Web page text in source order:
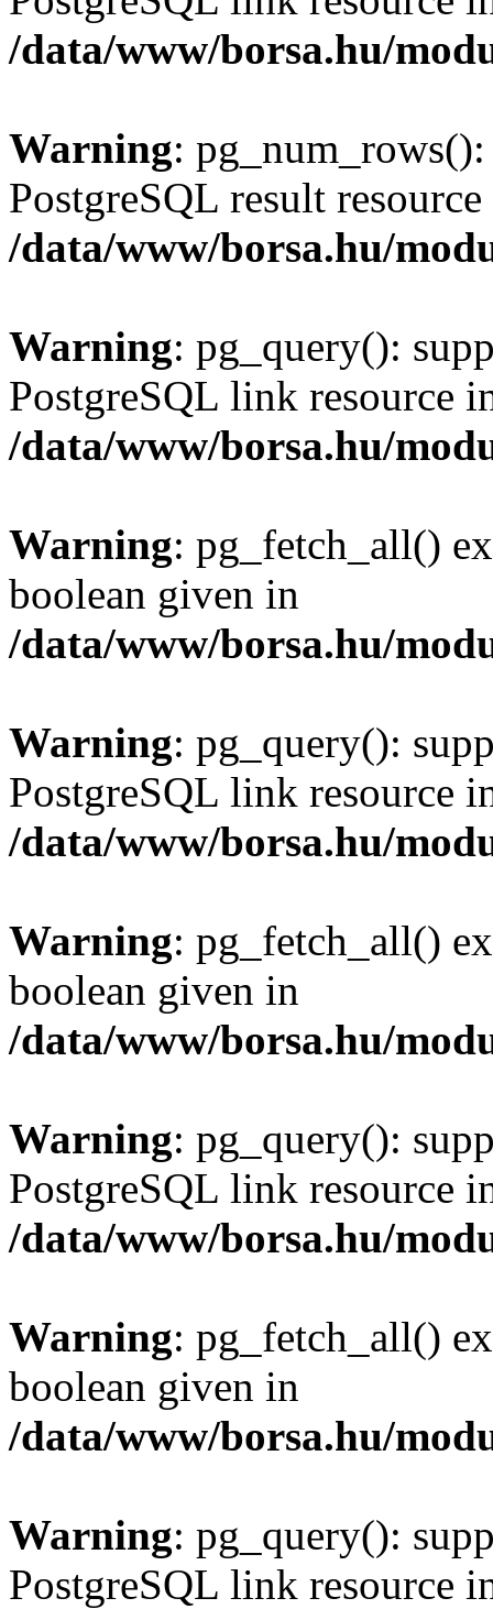
/data/www/borsa.hu/
Warning:
PostgreSQL result
/data/www/borsa.hu/
Warning: pg_query():
PostgreSQL link resource
/data/www/borsa.hu/
Warning: pg_fetch_all()
boolean given in
/data/www/borsa.hu/
Warning: pg_query():
PostgreSQL link resource
/data/www/borsa.hu/
Warning: pg_fetch_all()
boolean given in
/data/www/borsa.hu/
Warning: pg_query():
PostgreSQL link resource
/data/www/borsa.hu/
Warning: pg_fetch_all()
boolean given in
/data/www/borsa.hu/
Warning: pg_query():
PostgreSQL link resource